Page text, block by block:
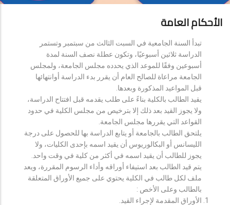
الأحكام العامة
تبدأ السنة الجامعية في السبت الثالث من سبتمبر وتستمر
الدراسة ثلاثين أسبوعيًا، وتكون عطلة نصف السنة لمدة
أسبوعين وفقًا للموعد الذي يحدده مجلس الجامعة، ولمجلس
الجامعة مراعاة للصالح العام أن يقرر بدء الدراسة أوانتهائها
قبل المواعيد المذكورة وبعدها.
يقيد الطالب بالكلية بناءً على طلب يقدمه قبل افتتاح الدراسة،
ولا يجوز القيد بعد ذلك إلا بترخيص من مجلس الكلية في حدود
القواعد التي يقررها مجلس الجامعة.
يلتحق الطالب بالجامعة أو يتابع الدراسة بها للحصول على درجة
الليسانس أو البكالوريوس أن يقيد اسمه بإحدى الكليات، ولا
يجوز للطالب أن يقيد اسمه في أكثر من كلية في وقت واحد.
يتم قيد الطالب بعد استيفاء أوراقه وأداء الرسوم المقررة، ويعد
ملف لكل طالب في الكلية يحتوي على جميع الأوراق المتعلقة
بالطالب وعلى الأخص :
الأوراق المقدمة لإجراء القيد.